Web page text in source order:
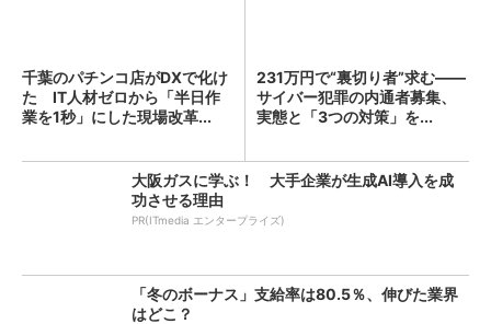
千葉のパチンコ店がDXで化け
た IT人材ゼロから「半日作
業を1秒」にした現場改革...
231万円で“裏切り者”求む――
サイバー犯罪の内通者募集、
実態と「3つの対策」を...
大阪ガスに学ぶ！ 大手企業が生成AI導入を成
功させる理由
PR(ITmedia エンタープライズ)
「冬のボーナス」支給率は80.5％、伸びた業界
はどこ？